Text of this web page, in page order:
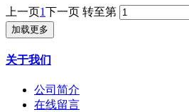
上一页1下一页 转至第
加载更多
关于我们
公司简介
在线留言